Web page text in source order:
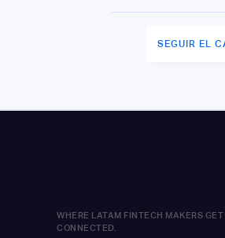
SEGUIR EL
WHERE LATAM FINTECH MAKERS GET
CONNECTED.